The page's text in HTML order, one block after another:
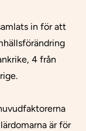
in för att
4 från
är för